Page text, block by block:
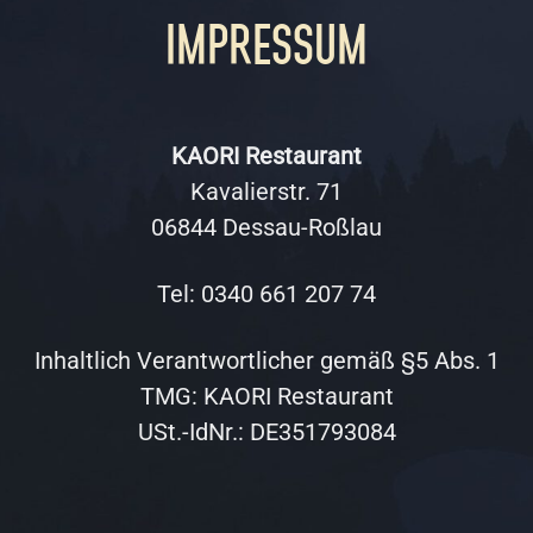
Impressum
KAORI Restaurant
Kavalierstr. 71
06844 Dessau-Roßlau
Tel: 0340 661 207 74
Inhaltlich Verantwortlicher gemäß §5 Abs. 1
TMG: KAORI Restaurant
USt.-IdNr.: DE351793084